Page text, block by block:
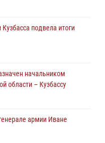
порядка в
хищения товара
подвела итоги
начальником
области – Кузбассу
армии Иване